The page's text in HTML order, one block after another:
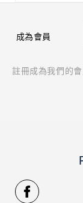
成為會員
註冊成為我們的